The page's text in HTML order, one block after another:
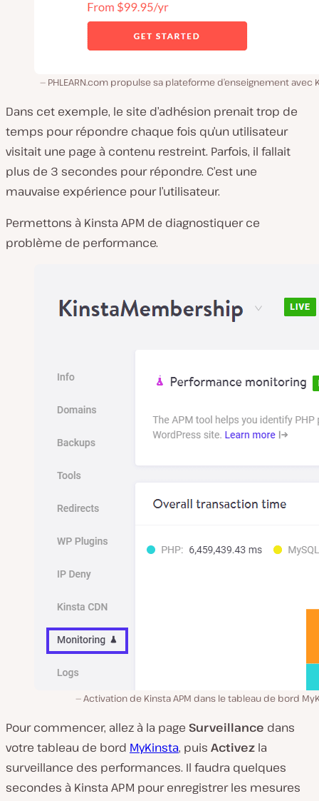
PHLEARN.com propulse sa plateforme d’enseignement avec
Dans cet exemple, le site d’adhésion prenait trop de
temps pour répondre chaque fois qu’un utilisateur
visitait une page à contenu restreint. Parfois, il fallait
plus de 3 secondes pour répondre. C’est une
mauvaise expérience pour l’utilisateur.
Permettons à Kinsta APM de diagnostiquer ce
problème de performance.
Activation de Kinsta APM dans le tableau de bord
Pour commencer, allez à la page Surveillance dans
votre tableau de bord MyKinsta, puis Activez la
surveillance des performances. Il faudra quelques
secondes à Kinsta APM pour enregistrer les mesures